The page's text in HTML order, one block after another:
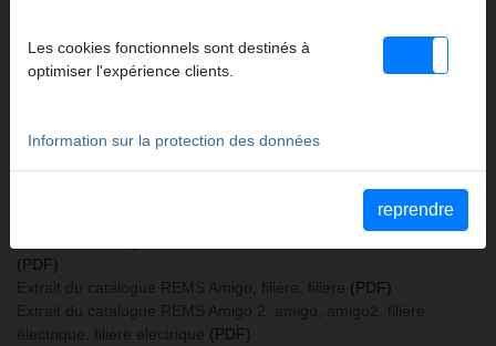
R 1/4 LH, JEU
Extrait du catalogue Peignes pour têtes de filetage REMS(PDF)
(PDF)
Extrait du catalogue REMS Amigo, filière, filiere (PDF)
Extrait du catalogue REMS Amigo 2, amigo, amigo2, filière
électrique, filiere electrique (PDF)
Les cookies fonctionnels sont destinés à
optimiser l'expérience clients.
Information sur la protection des données
reprendre